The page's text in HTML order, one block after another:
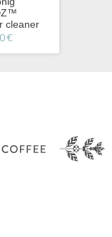
cleaner
€